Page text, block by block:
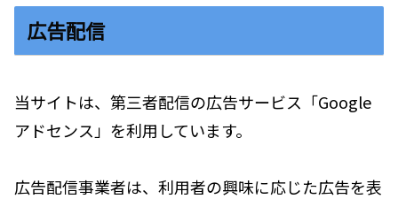
広告配信
当サイトは、第三者配信の広告サービス「Google
アドセンス」を利用しています。
広告配信事業者は、利用者の興味に応じた広告を表